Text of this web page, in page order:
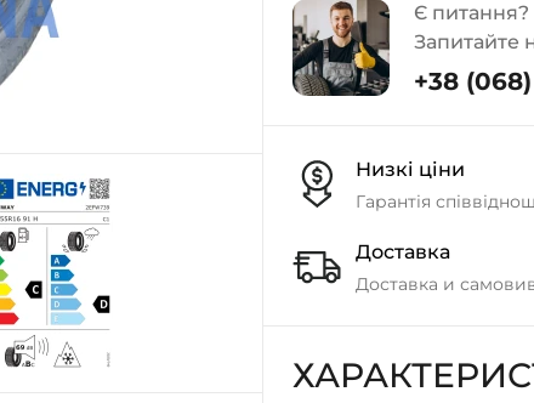
Є питання?
Запитайте
+38 (068)
Низкі ціни
Гарантія
Доставка
Доставка и